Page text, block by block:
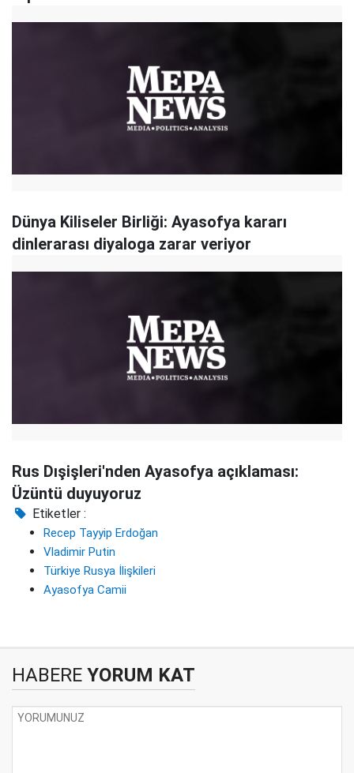
Dünya Kiliseler Birliği: Ayasofya kararı
dinlerarası diyaloga zarar veriyor
Rus Dışişleri'nden Ayasofya açıklaması:
Üzüntü duyuyoruz
Etiketler :
Recep Tayyip Erdoğan
Vladimir Putin
Türkiye Rusya İlişkileri
Ayasofya Camii
HABERE YORUM KAT